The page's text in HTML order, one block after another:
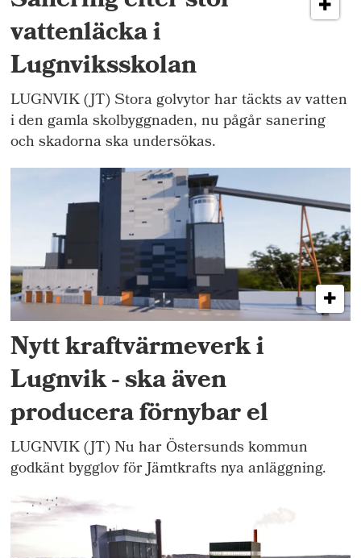
vattenläcka i
Lugnviksskolan
LUGNVIK (JT) Stora golvytor har täckts av vatten
i den gamla skolbyggnaden, nu pågår sanering
och skadorna ska undersökas.
Nytt kraftvärmeverk i
Lugnvik - ska även
producera förnybar el
LUGNVIK (JT) Nu har Östersunds kommun
godkänt bygglov för Jämtkrafts nya anläggning.